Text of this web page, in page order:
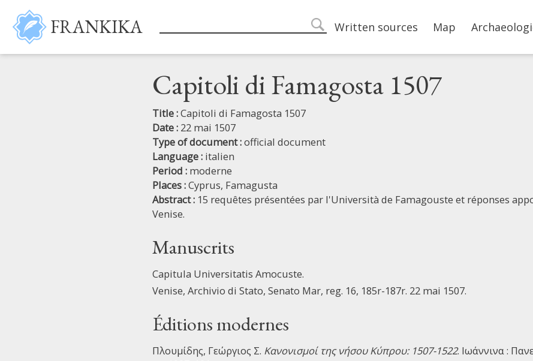
Skip to main content
FRANKIKA search
Main navigation
Written sources Map
Capitoli di Famagosta 1507
Title :Capitoli di Famagosta 1507
Date : 22 mai 1507
Type of document :official document
Language : italien
Period : moderne
Places :Cyprus, Famagusta
Abstract : 15 requêtes présentées par l'Università de Famagouste et réponses
Venise.
Manuscrits
Capitula Universitatis Amocuste.
Venise, Archivio di Stato, Senato Mar, reg. 16, 185r-187r. 22 mai 1507.
Éditions modernes
Πλουμίδης, Γεώργιος Σ. Κανονισμοί της νήσου Κύπρου: 1507-1522. Ιωάννινα :